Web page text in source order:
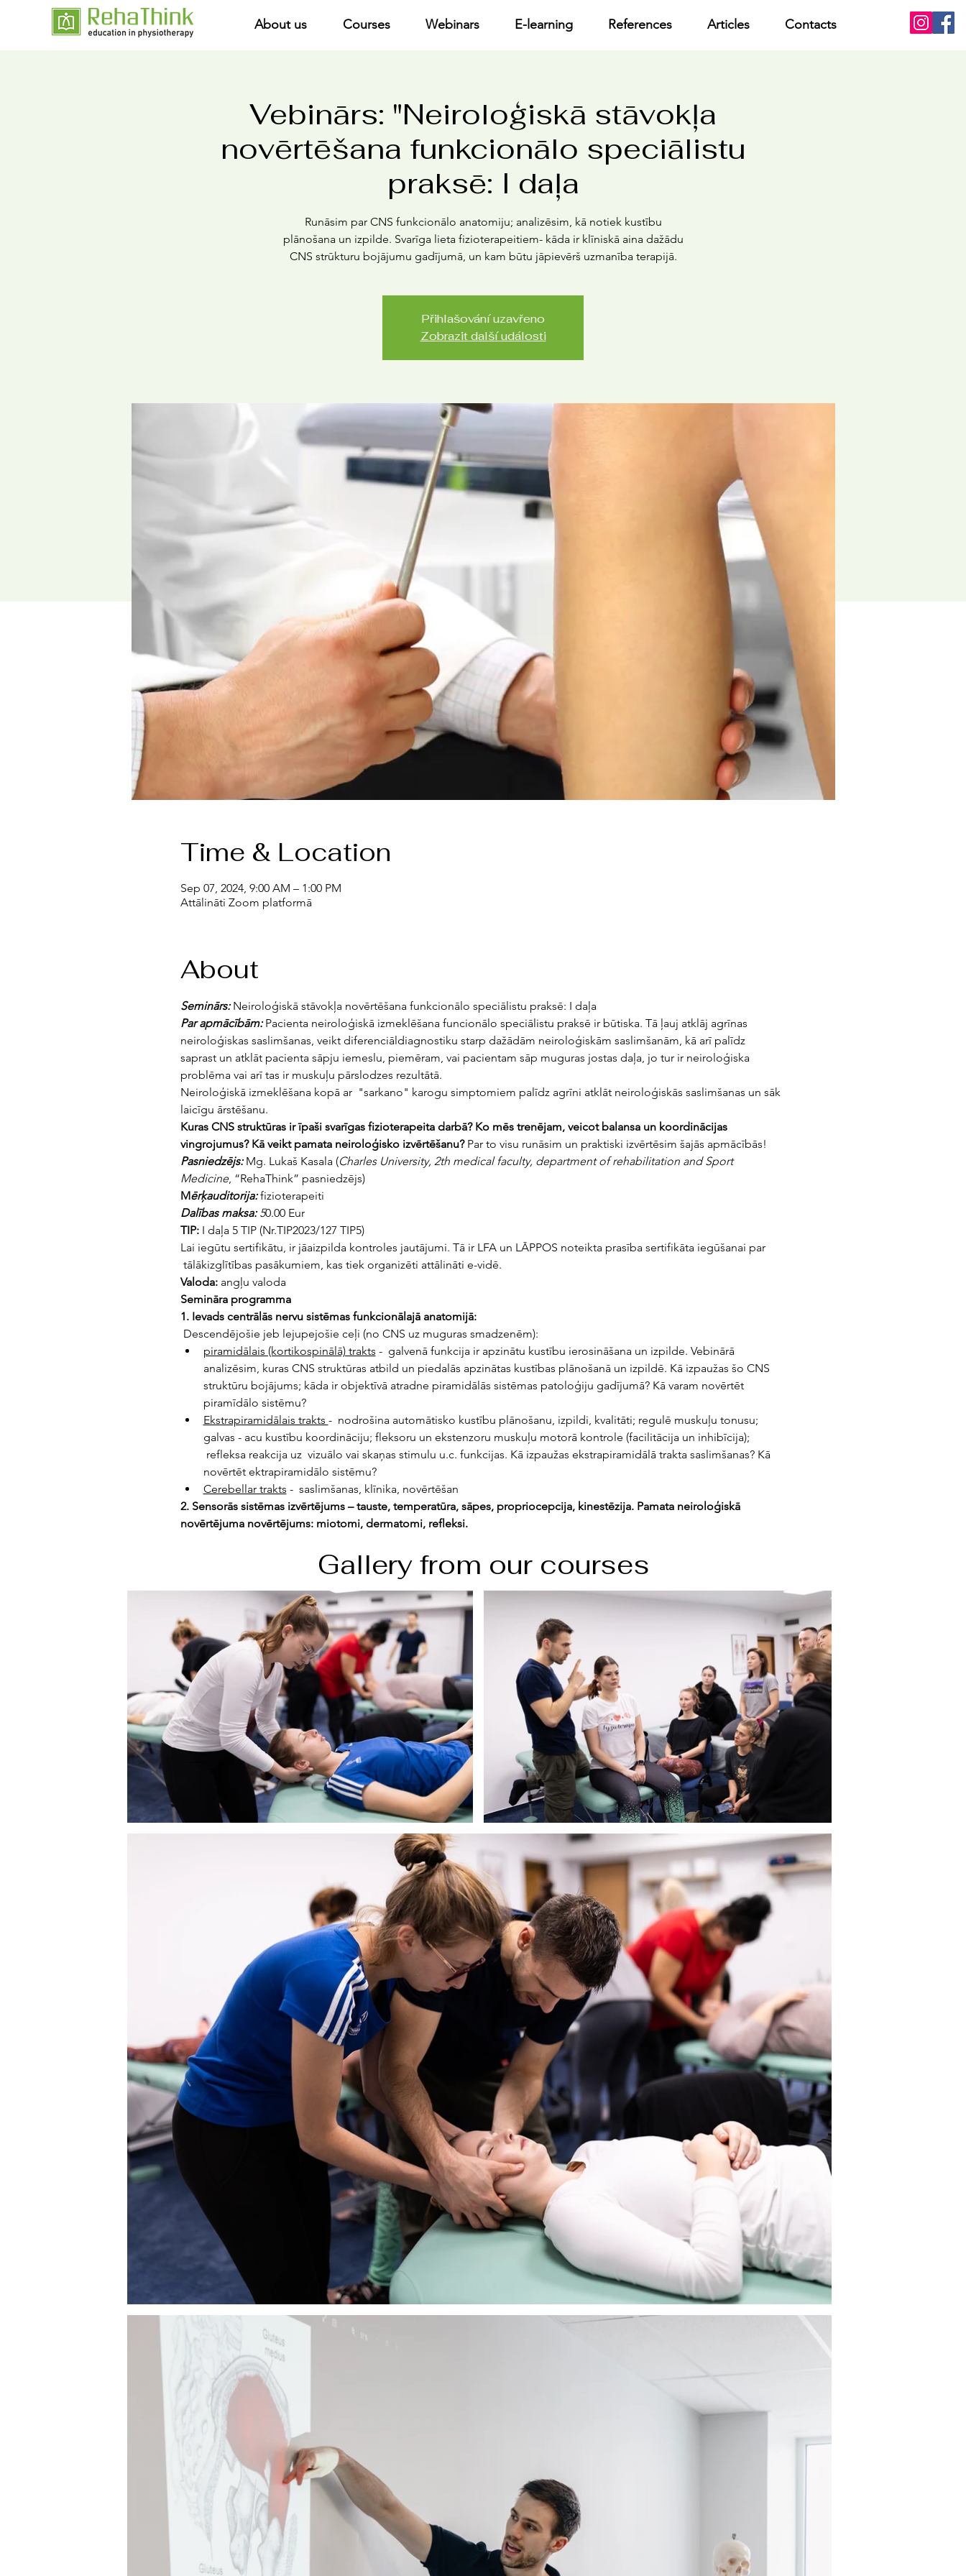
About us Courses Webinars E-learning References Articles Contacts
Vebinārs: "Neiroloģiskā stāvokļa
novērtēšana funkcionālo speciālistu
praksē: I daļa
Runāsim par CNS funkcionālo anatomiju; analizēsim, kā notiek kustību
plānošana un izpilde. Svarīga lieta fizioterapeitiem- kāda ir klīniskā aina dažādu
CNS strūkturu bojājumu gadījumā, un kam būtu jāpievērš uzmanība terapijā.
Přihlašování uzavřeno
Zobrazit další události
Time & Location
Sep 07, 2024, 9:00 AM – 1:00 PM
Attālināti Zoom platformā
About
Seminārs: Neiroloģiskā stāvokļa novērtēšana funkcionālo speciālistu praksē: I daļa
Par apmācībām: Pacienta neiroloģiskā izmeklēšana funcionālo speciālistu praksē ir būtiska. Tā ļauj atklāj agrīnas
neiroloģiskas saslimšanas, veikt diferenciāldiagnostiku starp dažādām neiroloģiskām saslimšanām, kā arī palīdz
saprast un atklāt pacienta sāpju iemeslu, piemēram, vai pacientam sāp muguras jostas daļa, jo tur ir neiroloģiska
problēma vai arī tas ir muskuļu pārslodzes rezultātā.
Neiroloģiskā izmeklēšana kopā ar  "sarkano" karogu simptomiem palīdz agrīni atklāt neiroloģiskās saslimšanas un sāk
laicīgu ārstēšanu.
Kuras CNS struktūras ir īpaši svarīgas fizioterapeita darbā? Ko mēs trenējam, veicot balansa un koordinācijas
vingrojumus? Kā veikt pamata neiroloģisko izvērtēšanu? Par to visu runāsim un praktiski izvērtēsim šajās apmācībās!
Pasniedzējs: Mg. Lukaš Kasala (Charles University, 2th medical faculty, department of rehabilitation and Sport
Medicine, “RehaThink” pasniedzējs)
Mērķauditorija: fizioterapeiti
Dalības maksa: 50.00 Eur
TIP: I daļa 5 TIP (Nr.TIP2023/127 TIP5)
Lai iegūtu sertifikātu, ir jāaizpilda kontroles jautājumi. Tā ir LFA un LĀPPOS noteikta prasība sertifikāta iegūšanai par
tālākizglītības pasākumiem, kas tiek organizēti attālināti e-vidē.
Valoda: angļu valoda
Semināra programma
1. Ievads centrālās nervu sistēmas funkcionālajā anatomijā:
Descendējošie jeb lejupejošie ceļi (no CNS uz muguras smadzenēm):
piramidālais (kortikospinālā) trakts -  galvenā funkcija ir apzinātu kustību ierosināšana un izpilde. Vebinārā
analizēsim, kuras CNS struktūras atbild un piedalās apzinātas kustības plānošanā un izpildē. Kā izpaužas šo CNS
struktūru bojājums; kāda ir objektīvā atradne piramidālās sistēmas patoloģiju gadījumā? Kā varam novērtēt
piramīdālo sistēmu?
Ekstrapiramidālais trakts -  nodrošina automātisko kustību plānošanu, izpildi, kvalitāti; regulē muskuļu tonusu;
galvas - acu kustību koordināciju; fleksoru un ekstenzoru muskuļu motorā kontrole (facilitācija un inhibīcija);
refleksa reakcija uz  vizuālo vai skaņas stimulu u.c. funkcijas. Kā izpaužas ekstrapiramidālā trakta saslimšanas? Kā
novērtēt ektrapiramidālo sistēmu?
Cerebellar trakts -  saslimšanas, klīnika, novērtēšan
2. Sensorās sistēmas izvērtējums – tauste, temperatūra, sāpes, propriocepcija, kinestēzija. Pamata neiroloģiskā
novērtējuma novērtējums: miotomi, dermatomi, refleksi.
Gallery from our courses